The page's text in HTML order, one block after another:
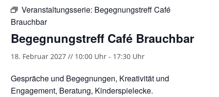
Veranstaltungsserie: Begegnungstreff Café
Brauchbar
Begegnungstreff Café Brauchbar
18. Februar 2027 // 10:00 Uhr - 17:30 Uhr
Gespräche und Begegnungen, Kreativität und
Engagement, Beratung, Kinderspielecke.